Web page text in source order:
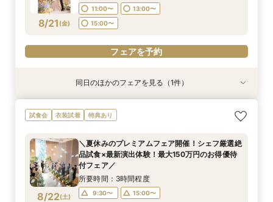
フェアを予約
8/21 (金)
11:00〜
13:00〜
15:00〜
フェアを予約
8/21(金)
＼サクッと60分で結婚式のことがわかる／時短
ウエディングフェア
9:30〜 15:00〜
フェアを予約
同日のほかのフェアを見る（1件）
試食会 衣装試着 特典あり
8/22(土)
＼夏休みのプレミアムフェア開催！シェフ厳選絶
品試食×最新演出体験！最大150万円のお得優待
付フェア／
所要時間：3時間程度
9:30〜 15:00〜